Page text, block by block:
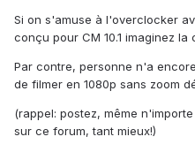
Si on s'amuse à l'overclocker
conçu pour CM 10.1 imaginez
Par contre, personne n'a
de filmer en 1080p sans zoom
(rappel: postez, même
sur ce forum, tant mieux!)